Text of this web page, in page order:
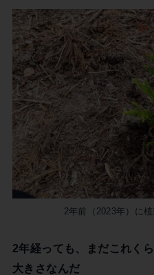
2年前（2023年）に
2年経っても、まだこれく
大きさなんだ